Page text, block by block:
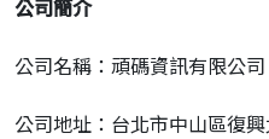
公司簡介
公司名稱：頑碼資訊有限公司
公司地址：台北市中山區復